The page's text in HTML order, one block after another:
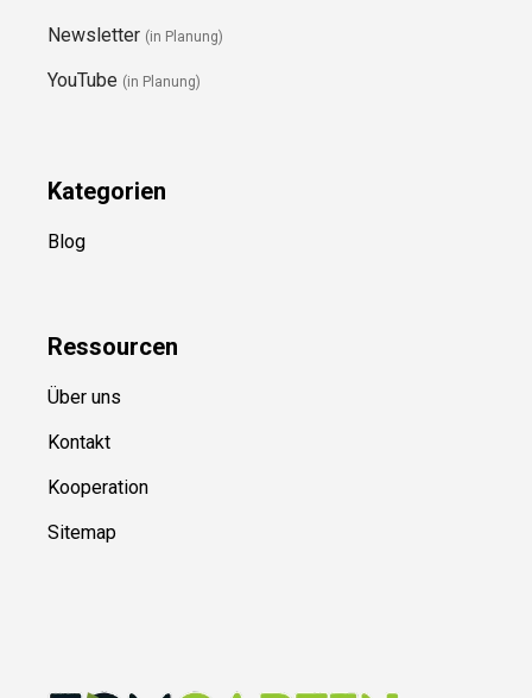
Newsletter (in Planung)
YouTube (in Planung)
Kategorien
Blog
Ressourcen
Über uns
Kontakt
Kooperation
Sitemap